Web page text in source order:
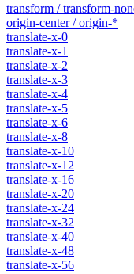
transform / transform-
origin-center / origin-*
translate-x-0
translate-x-1
translate-x-2
translate-x-3
translate-x-4
translate-x-5
translate-x-6
translate-x-8
translate-x-10
translate-x-12
translate-x-16
translate-x-20
translate-x-24
translate-x-32
translate-x-40
translate-x-48
translate-x-56